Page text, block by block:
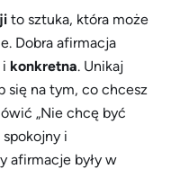
to sztuka, która może
Dobra afirmacja
i konkretna. Unikaj
się na tym, co chcesz
„Nie chcę być
i
afirmacje były w